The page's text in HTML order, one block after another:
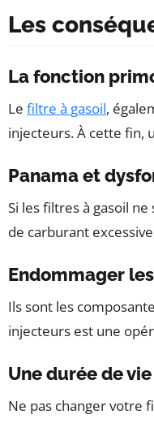
Les
La fonction
Le filtre à gasoil,
injecteurs. À cette fin,
Panama et
Si les filtres à gasoil
de carburant
Endommager
Ils sont les
injecteurs est une
Une durée de
Ne pas changer votre